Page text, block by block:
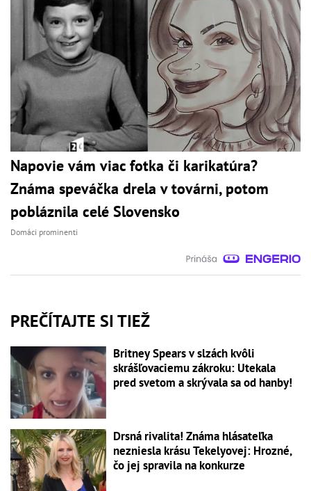
Napovie vám viac fotka či karikatúra?
Známa speváčka drela v továrni, potom
pobláznila celé Slovensko
Domáci prominenti
PREČÍTAJTE SI TIEŽ
Britney Spears v slzách kvôli
skrášľovaciemu zákroku: Utekala
pred svetom a skrývala sa od hanby!
Drsná rivalita! Známa hlásateľka
nezniesla krásu Tekelyovej: Hrozné,
čo jej spravila na konkurze